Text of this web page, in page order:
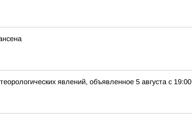
явлений, объявленное 5 августа с 19:00